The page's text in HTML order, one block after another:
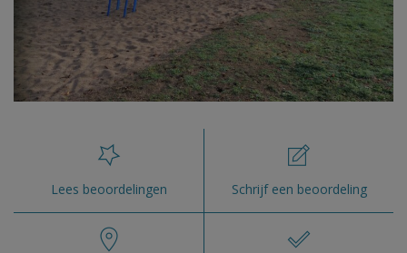
Lees beoordelingen Schrijf een beoordeling